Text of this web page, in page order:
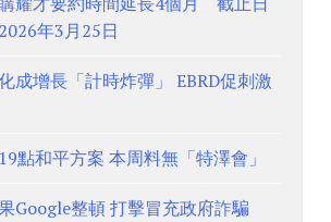
年3月25日
成增長「計時炸彈」 EBRD促刺激
點和平方案 本周料無「特澤會」
Google整頓 打擊冒充政府詐騙